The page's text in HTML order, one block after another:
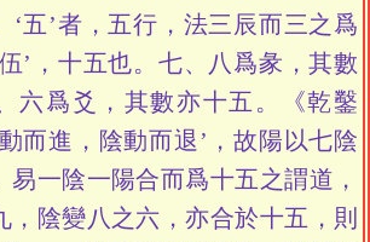
‘五’者，五行，法三辰而三之爲
’，十五也。七、八爲彖，其數
六爲爻，其數亦十五。《乾鑿
而進，陰動而退’，故陽以七陰
易一陰一陽合而爲十五之謂道，
，陰變八之六，亦合於十五，則